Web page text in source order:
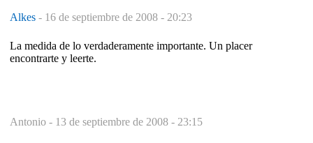
Alkes - 16 de septiembre de 2008 - 20:23
La medida de lo verdaderamente importante. Un placer
encontrarte y leerte.
Antonio - 13 de septiembre de 2008 - 23:15